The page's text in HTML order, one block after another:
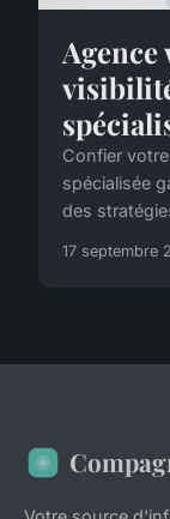
Agence
Confier
spécialisée
des
17 septembre